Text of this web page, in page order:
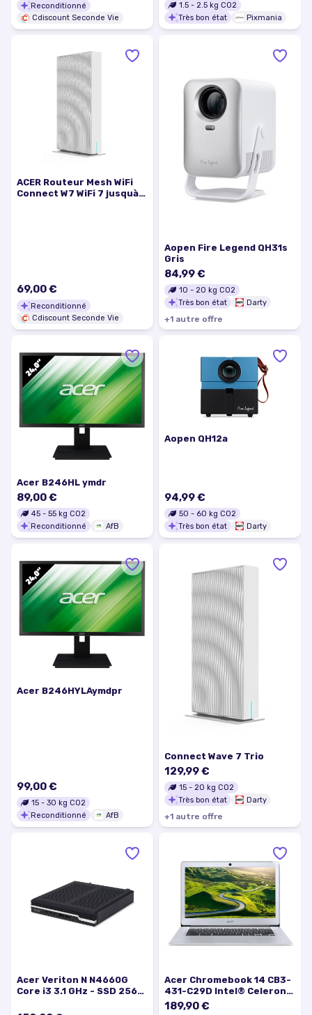
Reconditionné
Cdiscount Seconde Vie
1.5 - 2.5 kg CO2
Très bon état
Pixmania
ACER Routeur Mesh WiFi
Connect W7 WiFi 7 jusquà
69,00 €
Reconditionné
Cdiscount Seconde Vie
Aopen Fire Legend QH31s
Gris
84,99 €
10 - 20 kg CO2
Très bon état
Darty
+1 autre offre
Acer B246HL ymdr
89,00 €
45 - 55 kg CO2
Reconditionné
AfB
Aopen QH12a
94,99 €
50 - 60 kg CO2
Très bon état
Darty
Acer B246HYLAymdpr
99,00 €
15 - 30 kg CO2
Reconditionné
AfB
Connect Wave 7 Trio
129,99 €
15 - 20 kg CO2
Très bon état
Darty
+1 autre offre
Acer Veriton N N4660G
Core i3 3.1 GHz - SSD 256
Acer Chromebook 14 CB3-
431-C29D Intel® Celeron®
16 GHz 356 cm (14) 1366 x
189,90 €